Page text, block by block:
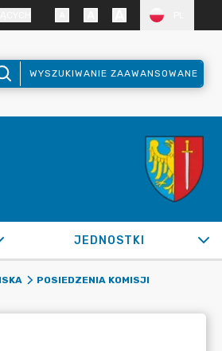
WYSZUKIWANIE ZAAWANSOWANE
JEDNOSTKI
POSIEDZENIA KOMISJI